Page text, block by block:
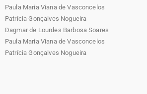
Paula Maria Viana de Vasconcelos
Patrícia Gonçalves Nogueira
Dagmar de Lourdes Barbosa Soares
Paula Maria Viana de Vasconcelos
Patrícia Gonçalves Nogueira